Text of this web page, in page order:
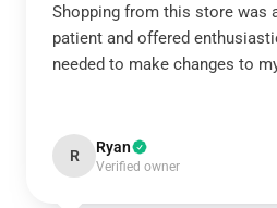
Shopping from this store was
patient and offered
needed to make changes to
R Ryan
Verified owner